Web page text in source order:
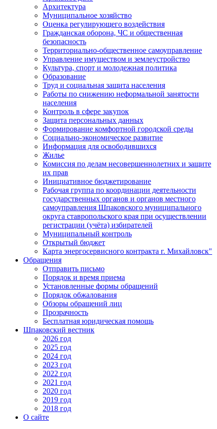
Архитектура
Муниципальное хозяйство
Оценка регулирующего воздействия
Гражданская оборона, ЧС и общественная
безопасность
Территориально-общественное самоуправление
Управление имуществом и землеустройство
Культура, спорт и молодежная политика
Образование
Труд и социальная защита населения
Работы по снижению неформальной занятости
населения
Контроль в сфере закупок
Защита персональных данных
Формирование комфортной городской среды
Социально-экономическое развитие
Информация для освободившихся
Жилье
Комиссия по делам несовершеннолетних и защите
их прав
Инициативное бюджетирование
Рабочая группа по координации деятельности
государственных органов и органов местного
самоуправления Шпаковского муниципального
округа ставропольского края при осуществлении
регистрации (учёта) избирателей
Муниципальный контроль
Открытый бюджет
Карта энергосервисного контракта г. Михайловск"
Обращения
Отправить письмо
Порядок и время приема
Установленные формы обращений
Порядок обжалования
Обзоры обращений лиц
Прозрачность
Бесплатная юридическая помощь
Шпаковский вестник
2026 год
2025 год
2024 год
2023 год
2022 год
2021 год
2020 год
2019 год
2018 год
О сайте